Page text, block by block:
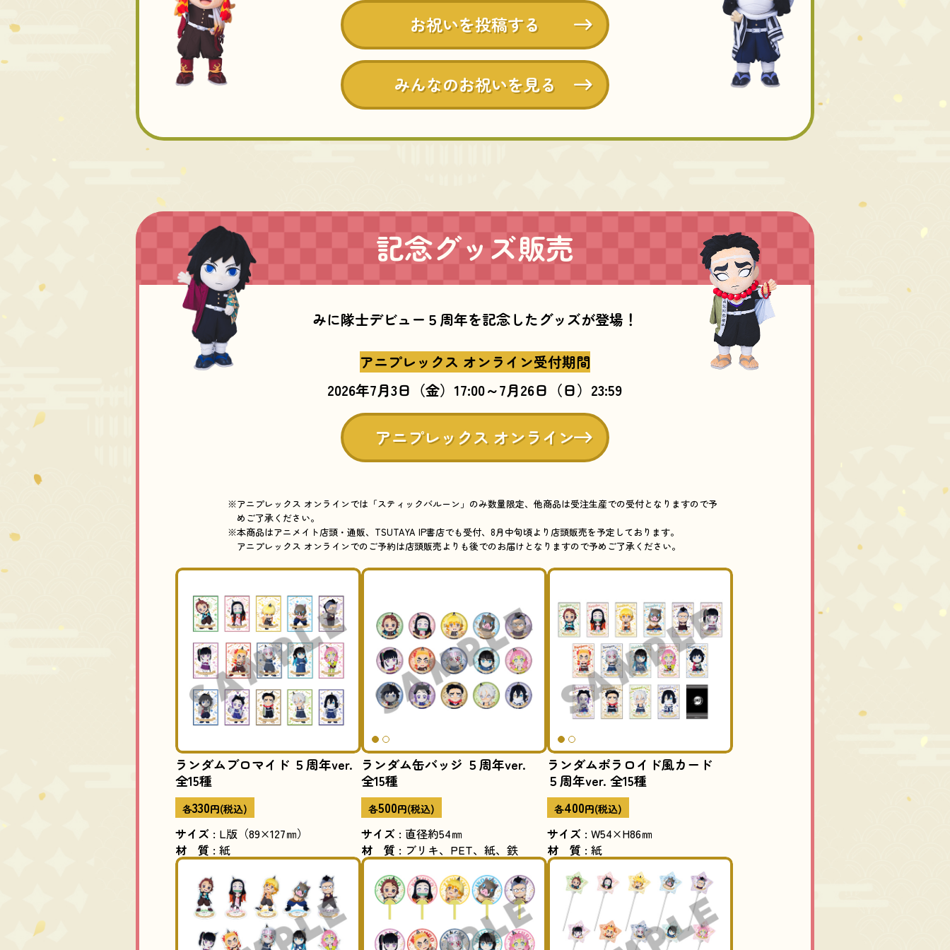
お祝いを投稿する
みんなのお祝いを見る
記念グッズ販売
みに隊士デビュー５周年を記念したグッズが登場！
アニプレックス オンライン受付期間
2026年7月3日（金）17:00～7月26日（日）23:59
アニプレックス オンライン
※アニプレックス オンラインでは「スティックバルーン」のみ数量限定、他商品は受注生産での受付となりますので予
めご了承ください。
※本商品はアニメイト店頭・通販、TSUTAYA IP書店でも受付、8月中旬頃より店頭販売を予定しております。
アニプレックス オンラインでのご予約は店頭販売よりも後でのお届けとなりますので予めご了承ください。
ランダムブロマイド ５周年ver.
全15種
各330円(税込)
サイズ : L版（89×127㎜）
材質 : 紙
ランダム缶バッジ ５周年ver.
全15種
各500円(税込)
サイズ : 直径約54㎜
材質 : ブリキ、PET、紙、鉄
ランダムポラロイド風カード
５周年ver. 全15種
各400円(税込)
サイズ : W54×H86㎜
材質 : 紙